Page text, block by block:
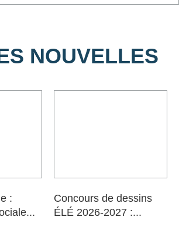
NOUVELLES
:
Concours de dessins
ÉLÉ 2026-2027 :...